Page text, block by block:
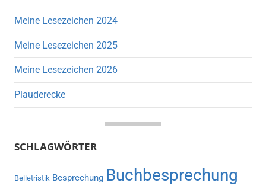
Meine Lesezeichen 2024
Meine Lesezeichen 2025
Meine Lesezeichen 2026
Plauderecke
SCHLAGWÖRTER
Belletristik Besprechung Buchbesprechung